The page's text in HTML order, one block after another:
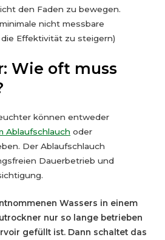
den Faden zu bewegen.
nicht messbare
Effektivität zu steigern)
Wie oft muss
können entweder
Ablaufschlauch oder
Der Ablaufschlauch
Dauerbetrieb und
Wassers in einem
nur so lange betrieben
gefüllt ist. Dann schaltet das